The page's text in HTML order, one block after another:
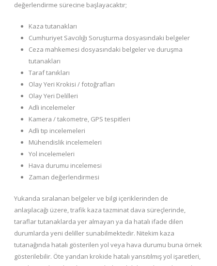
değerlendirme sürecine başlayacaktır;
Kaza tutanakları
Cumhuriyet Savcılığı Soruşturma dosyasındaki belgeler
Ceza mahkemesi dosyasındaki belgeler ve duruşma
tutanakları
Taraf tanıkları
Olay Yeri Krokisi / fotoğrafları
Olay Yeri Delilleri
Adli incelemeler
Kamera / takometre, GPS tespitleri
Adli tıp incelemeleri
Mühendislik incelemeleri
Yol incelemeleri
Hava durumu incelemesi
Zaman değerlendirmesi
Yukarıda sıralanan belgeler ve bilgi içeriklerinden de
anlaşılacağı üzere, trafik kaza tazminat dava süreçlerinde,
taraflar tutanaklarda yer almayan ya da hatalı ifade dilen
durumlarda yeni deliller sunabilmektedir. Nitekim kaza
tutanağında hatalı gösterilen yol veya hava durumu buna örnek
gösterilebilir. Öte yandan krokide hatalı yansıtılmış yol işaretleri,